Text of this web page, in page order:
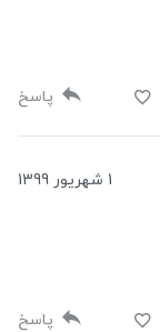
پاسخ
1 شهریور 1399
پاسخ